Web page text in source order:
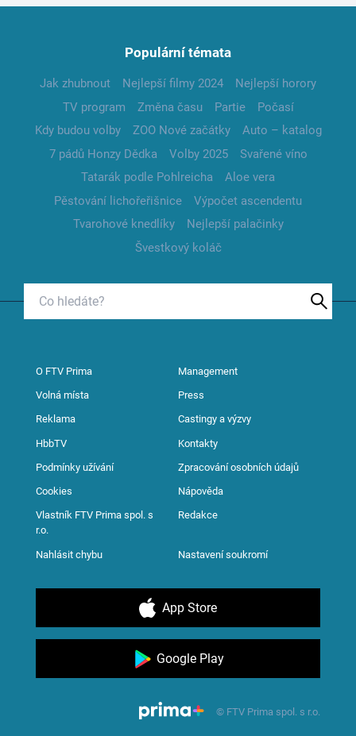
Populární témata
Jak zhubnout Nejlepší filmy 2024
Nejlepší horory
TV program
Změna času Partie
Počasí
Kdy budou volby
ZOO Nové začátky
Auto – katalog
7 pádů Honzy Dědka
Volby 2025
Svařené víno
Tatarák podle Pohlreicha
Aloe vera
Pěstování lichořeřišnice
Výpočet ascendentu
Tvarohové knedlíky
Nejlepší palačinky
Švestkový koláč
O FTV Prima Management
Volná místa Press
Reklama Castingy a výzvy
HbbTV Kontakty
Podmínky užívání Zpracování osobních údajů
Cookies Nápověda
Vlastník FTV Prima spol. s
r.o.
Redakce
Nahlásit chybu Nastavení soukromí
App Store
Google Play
© FTV Prima spol. s r.o.